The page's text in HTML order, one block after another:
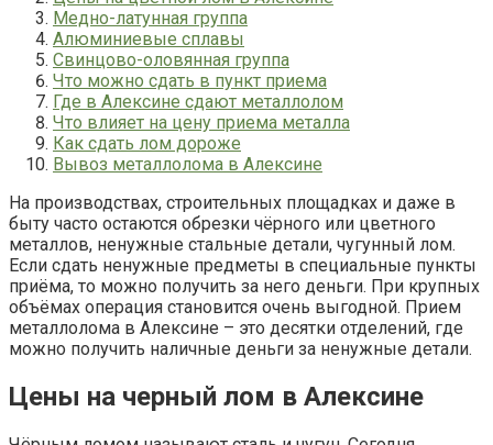
Медно-латунная группа
Алюминиевые сплавы
Свинцово-оловянная группа
Что можно сдать в пункт приема
Где в Алексине сдают металлолом
Что влияет на цену приема металла
Как сдать лом дороже
Вывоз металлолома в Алексине
На производствах, строительных площадках и даже в
быту часто остаются обрезки чёрного или цветного
металлов, ненужные стальные детали, чугунный лом.
Если сдать ненужные предметы в специальные пункты
приёма, то можно получить за него деньги. При крупных
объёмах операция становится очень выгодной. Прием
металлолома в Алексине – это десятки отделений, где
можно получить наличные деньги за ненужные детали.
Цены на черный лом в Алексине